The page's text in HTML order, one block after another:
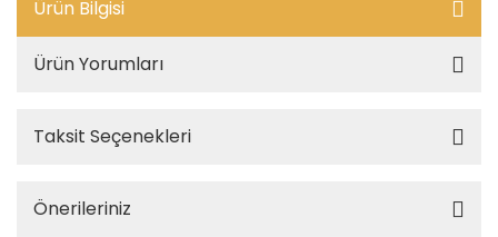
Ürün Bilgisi
Ürün Yorumları
Taksit Seçenekleri
Önerileriniz